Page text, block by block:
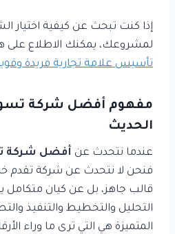
إذا كنت تبحث عن كيفية اختيار
لمشروعك، يمكنك الاطلاع على
تأسيس علامة تجارية فريدة
مفهوم أفضل شركة
الحديث
عندما نتحدث عن أفضل شركة
فنحن لا نتحدث عن شركة تقدم
قالب جاهز، بل عن كيان متكامل
التحليل والتخطيط والتنفيذ
المتميزة هي التي ترى ما وراء